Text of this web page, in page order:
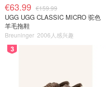
€63.99 €159.99
UGG UGG CLASSIC MICRO 驼色
羊毛拖鞋
Breuninger 2006人感兴趣
3